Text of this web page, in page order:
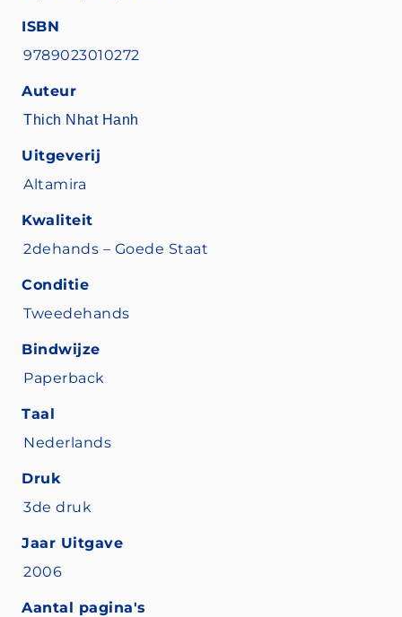
ISBN
9789023010272
Auteur
Thich Nhat Hanh
Uitgeverij
Altamira
Kwaliteit
2dehands – Goede Staat
Conditie
Tweedehands
Bindwijze
Paperback
Taal
Nederlands
Druk
3de druk
Jaar Uitgave
2006
Aantal pagina's